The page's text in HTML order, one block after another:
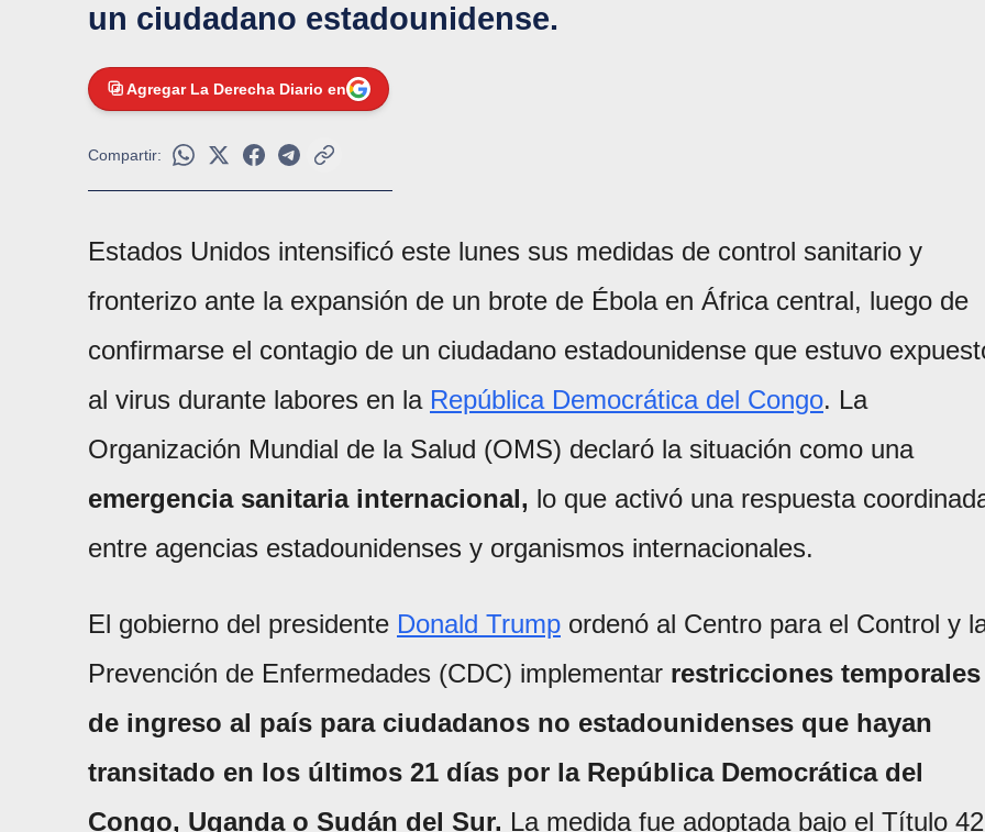
un ciudadano estadounidense.
Agregar La Derecha Diario en
Compartir:
Estados Unidos intensificó este lunes sus medidas de control sanitario y
fronterizo ante la expansión de un brote de Ébola en África central, luego de
confirmarse el contagio de un ciudadano estadounidense que estuvo
al virus durante labores en la República Democrática del Congo. La
Organización Mundial de la Salud (OMS) declaró la situación como una
emergencia sanitaria internacional, lo que activó una respuesta
entre agencias estadounidenses y organismos internacionales.
El gobierno del presidente Donald Trump ordenó al Centro para el Control y
Prevención de Enfermedades (CDC) implementar restricciones temporales
de ingreso al país para ciudadanos no estadounidenses que hayan
transitado en los últimos 21 días por la República Democrática del
Congo, Uganda o Sudán del Sur. La medida fue adoptada bajo el Título 42